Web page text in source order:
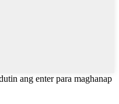
ang enter para maghanap